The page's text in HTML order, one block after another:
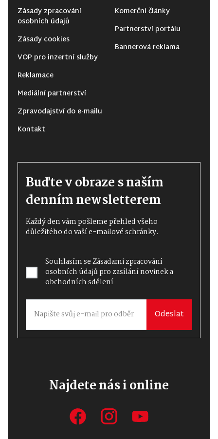
Zásady zpracování
osobních údajů
Zásady cookies
VOP pro inzertní služby
Reklamace
Mediální partnerství
Zpravodajství do e-mailu
Kontakt
Komerční články
Partnerství portálu
Bannerová reklama
Buďte v obraze s naším
denním newsletterem
Každý den vám pošleme přehled všeho
důležitého do vaší e-mailové schránky.
Souhlasím seZásadami zpracování
osobních údajůpro zasílání novinek a
obchodních sdělení
Odeslat
Najdete nás i online